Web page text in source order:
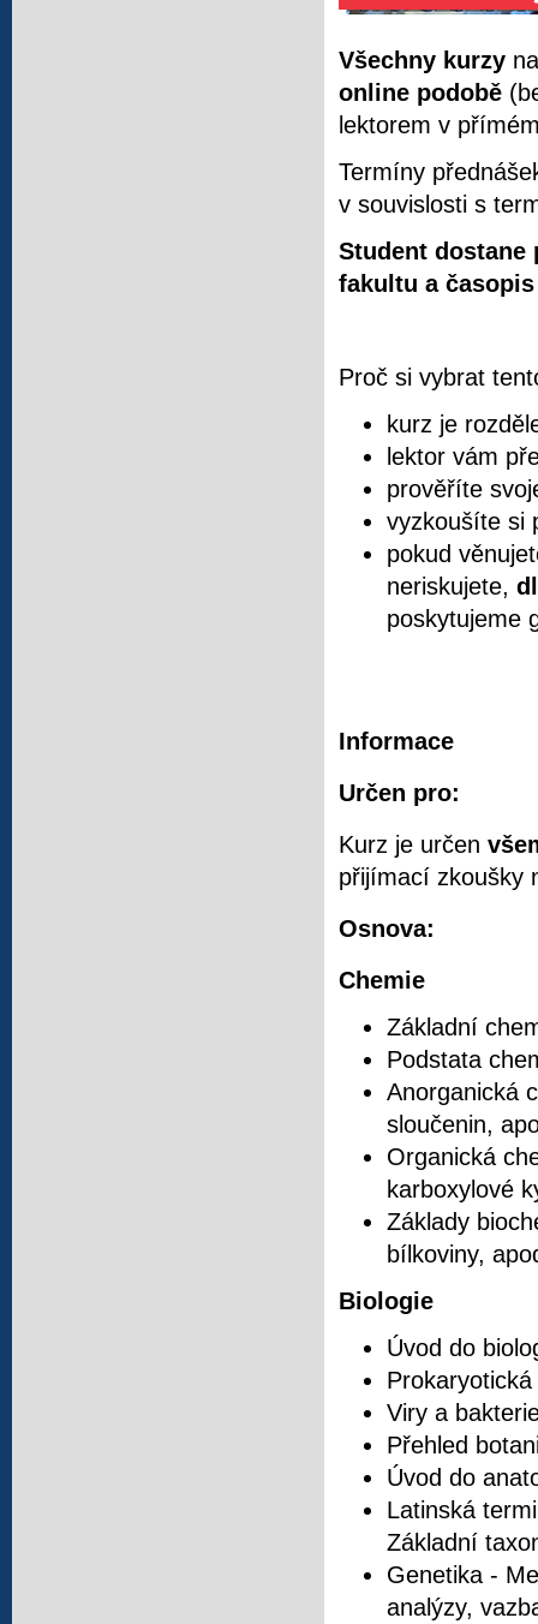
Všechny kurzy
online podobě
lektorem v
Termíny
v souvislosti s
Student dostane
fakultu a
Proč si vybrat
kurz je
lektor vám
prověříte
vyzkoušíte si
pokud
neriskujete,
poskytujeme
Informace
Určen pro:
Kurz je určen
přijímací zkoušky
Osnova:
Chemie
Základní
Podstata
Anorganická
sloučenin,
Organická
karboxylové
Základy
bílkoviny,
Biologie
Úvod do
Viry a
Přehled
Úvod do
Latinská
Základní
Genetika -
analýzy,